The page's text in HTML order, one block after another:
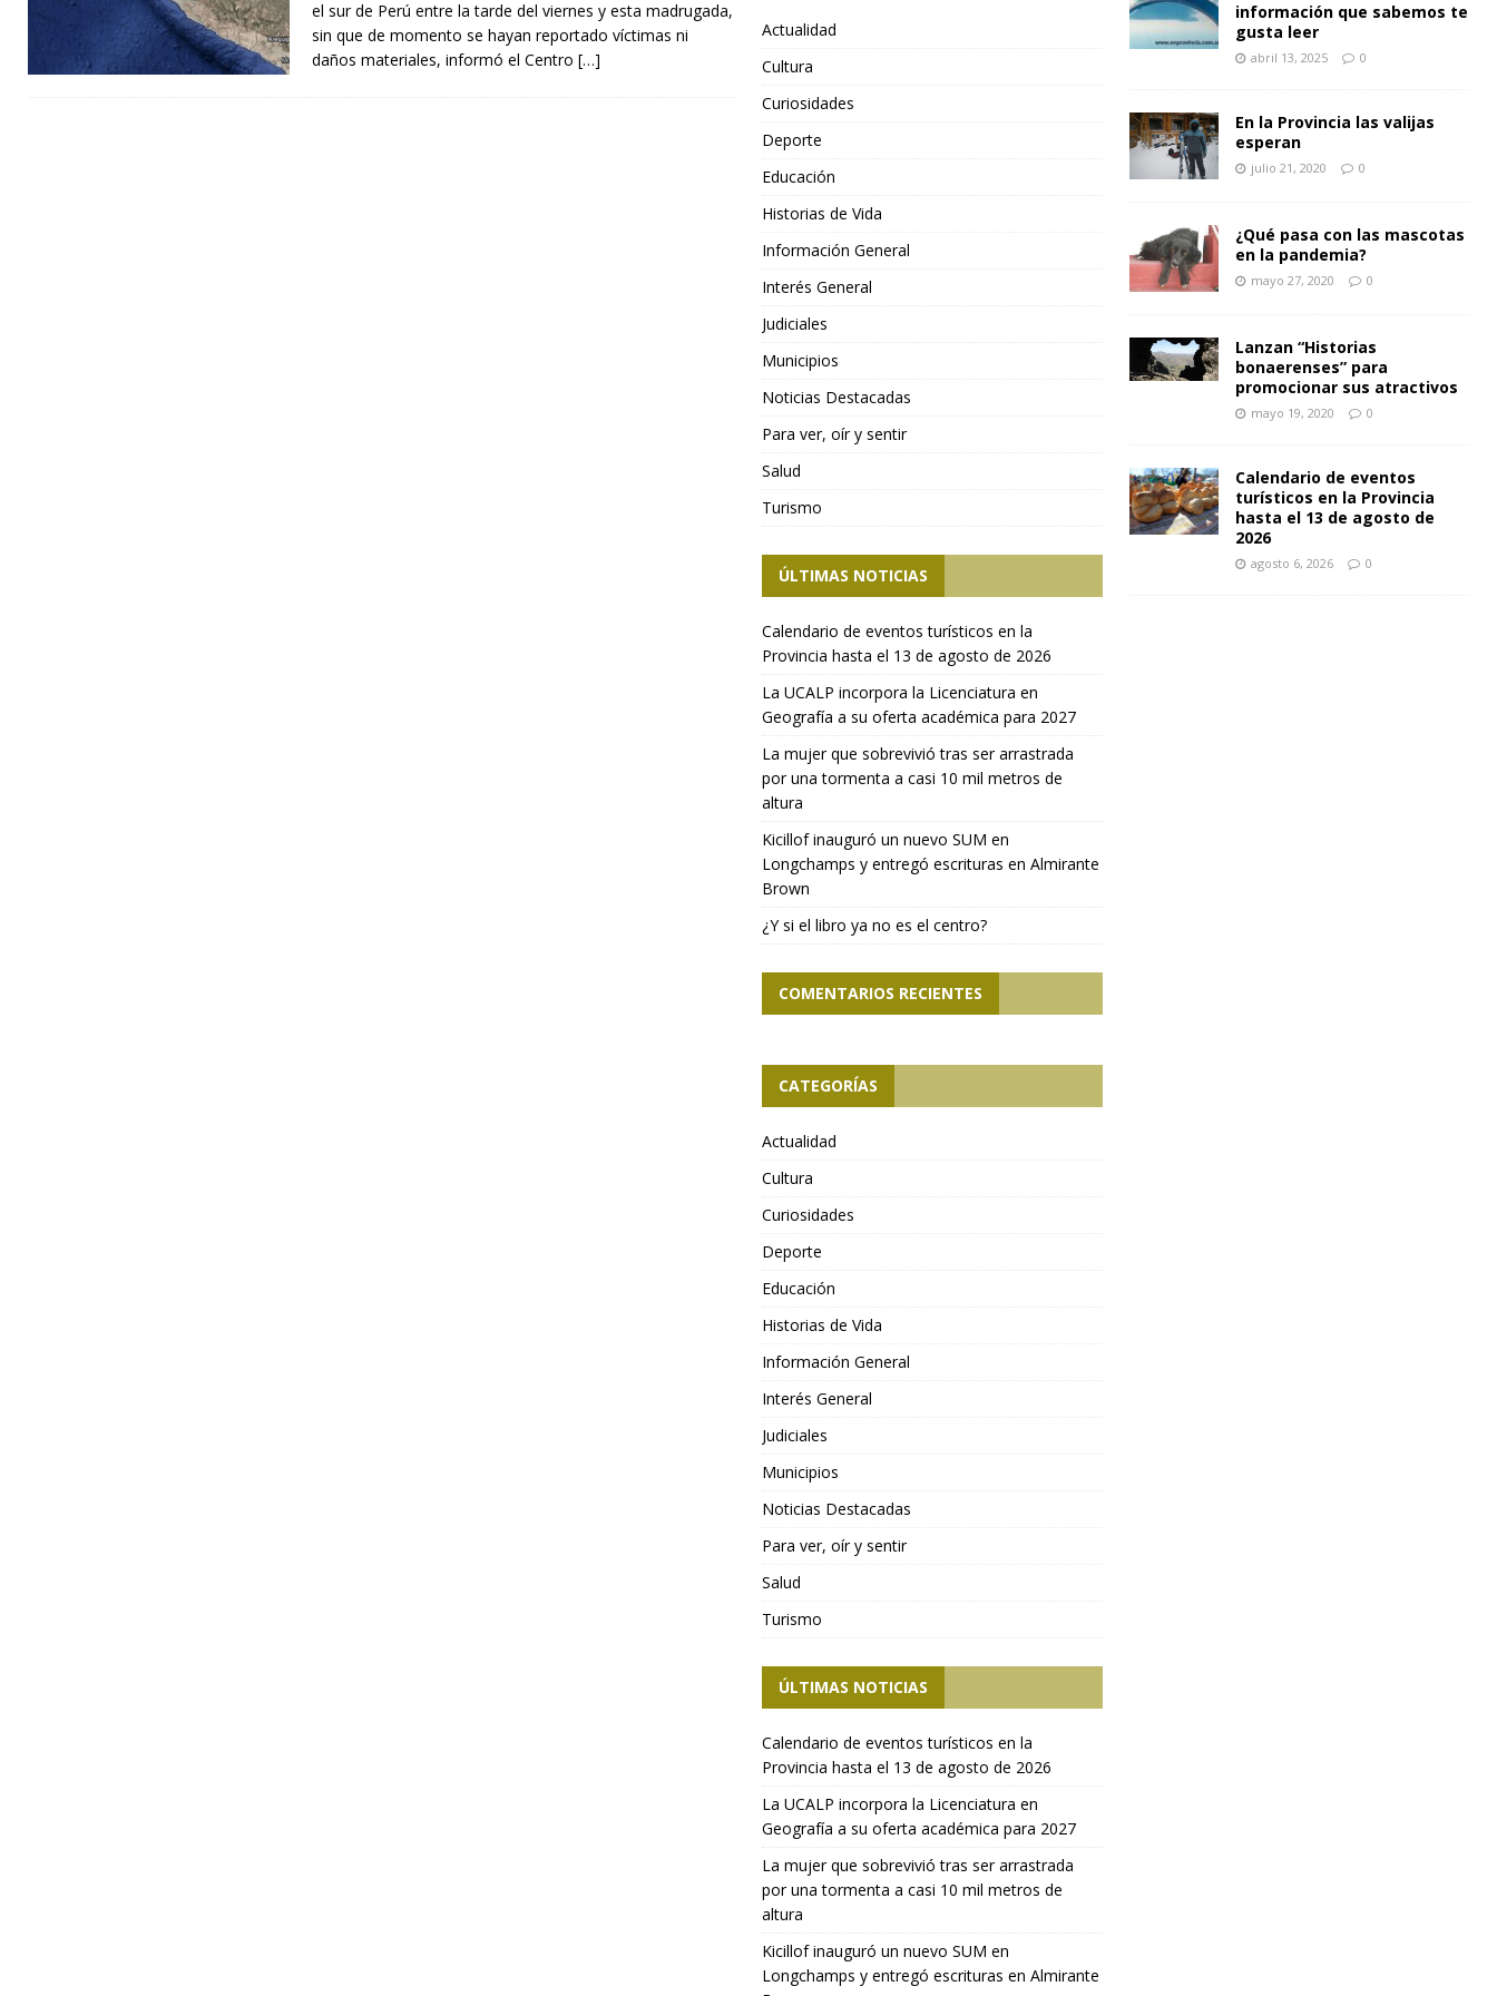
el sur de Perú entre la tarde del viernes y esta madrugada,
sin que de momento se hayan reportado víctimas ni
daños materiales, informó el Centro […]
Actualidad
Cultura
Curiosidades
Deporte
Educación
Historias de Vida
Información General
Interés General
Judiciales
Municipios
Noticias Destacadas
Para ver, oír y sentir
Salud
Turismo
ÚLTIMAS NOTICIAS
Calendario de eventos turísticos en la
Provincia hasta el 13 de agosto de 2026
La UCALP incorpora la Licenciatura en
Geografía a su oferta académica para 2027
La mujer que sobrevivió tras ser arrastrada
por una tormenta a casi 10 mil metros de
altura
Kicillof inauguró un nuevo SUM en
Longchamps y entregó escrituras en Almirante
Brown
¿Y si el libro ya no es el centro?
COMENTARIOS RECIENTES
CATEGORÍAS
Actualidad
Cultura
Curiosidades
Deporte
Educación
Historias de Vida
Información General
Interés General
Judiciales
Municipios
Noticias Destacadas
Para ver, oír y sentir
Salud
Turismo
ÚLTIMAS NOTICIAS
Calendario de eventos turísticos en la
Provincia hasta el 13 de agosto de 2026
La UCALP incorpora la Licenciatura en
Geografía a su oferta académica para 2027
La mujer que sobrevivió tras ser arrastrada
por una tormenta a casi 10 mil metros de
altura
Kicillof inauguró un nuevo SUM en
Longchamps y entregó escrituras en Almirante
información que sabemos te
gusta leer
abril 13, 2025 0
En la Provincia las valijas
esperan
julio 21, 2020 0
¿Qué pasa con las mascotas
en la pandemia?
mayo 27, 2020 0
Lanzan “Historias
bonaerenses” para
promocionar sus atractivos
mayo 19, 2020 0
Calendario de eventos
turísticos en la Provincia
hasta el 13 de agosto de
2026
agosto 6, 2026 0